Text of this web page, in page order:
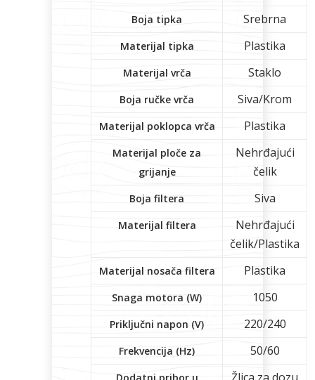
Boja tipka Srebrna
Materijal tipka Plastika
Materijal vrča Staklo
Boja ručke vrča Siva/Krom
Materijal poklopca vrča Plastika
Materijal ploče za
grijanje
Nehrđajući
čelik
Boja filtera Siva
Materijal filtera
Nehrđajući
čelik/Plastika
Materijal nosača filtera Plastika
Snaga motora (W) 1050
Priključni napon (V) 220/240
Frekvencija (Hz) 50/60